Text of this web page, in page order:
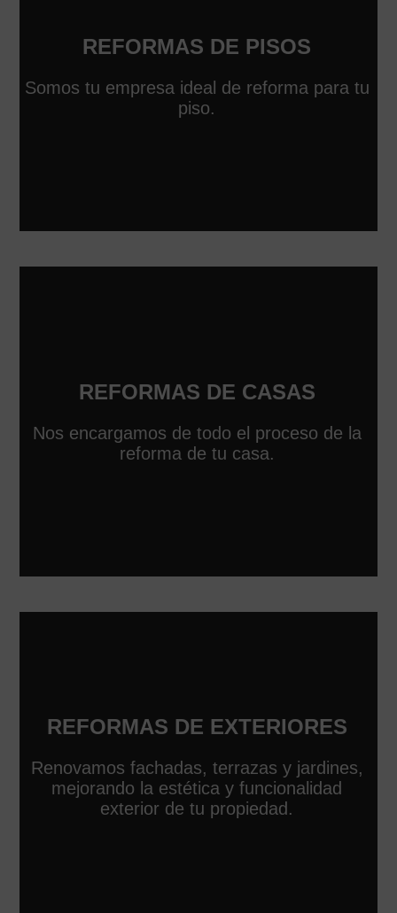
REFORMAS DE PISOS
Somos tu empresa ideal de reforma para tu
piso.
REFORMAS DE CASAS
Nos encargamos de todo el proceso de la
reforma de tu casa.
REFORMAS DE EXTERIORES
Renovamos fachadas, terrazas y jardines,
mejorando la estética y funcionalidad
exterior de tu propiedad.